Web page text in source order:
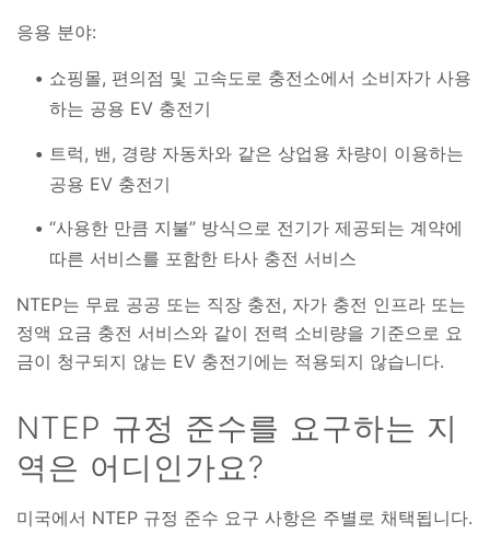
응용 분야:
쇼핑몰, 편의점 및 고속도로 충전소에서 소비자가 사용
하는 공용 EV 충전기
트럭, 밴, 경량 자동차와 같은 상업용 차량이 이용하는
공용 EV 충전기
“사용한 만큼 지불” 방식으로 전기가 제공되는 계약에
따른 서비스를 포함한 타사 충전 서비스
NTEP는 무료 공공 또는 직장 충전, 자가 충전 인프라 또는
정액 요금 충전 서비스와 같이 전력 소비량을 기준으로 요
금이 청구되지 않는 EV 충전기에는 적용되지 않습니다.
NTEP 규정 준수를 요구하는 지
역은 어디인가요?
미국에서 NTEP 규정 준수 요구 사항은 주별로 채택됩니다.